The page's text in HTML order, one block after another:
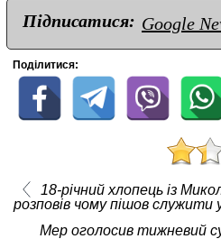
Підписатися: Google
Поділитися:
18-річний хлопець із
розповів чому пішов служити
Мер оголосив тижневий